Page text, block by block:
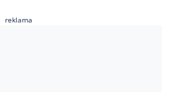
reklama